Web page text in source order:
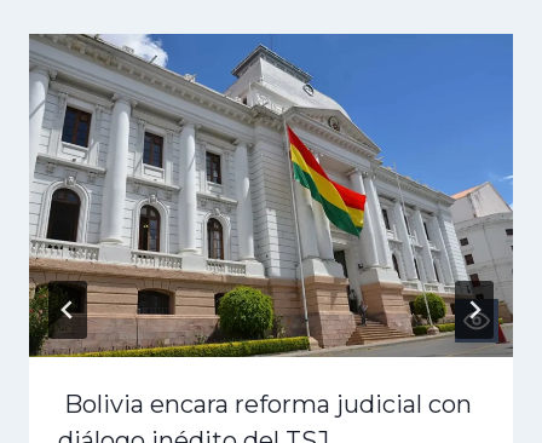
Bolivia encara reforma judicial con